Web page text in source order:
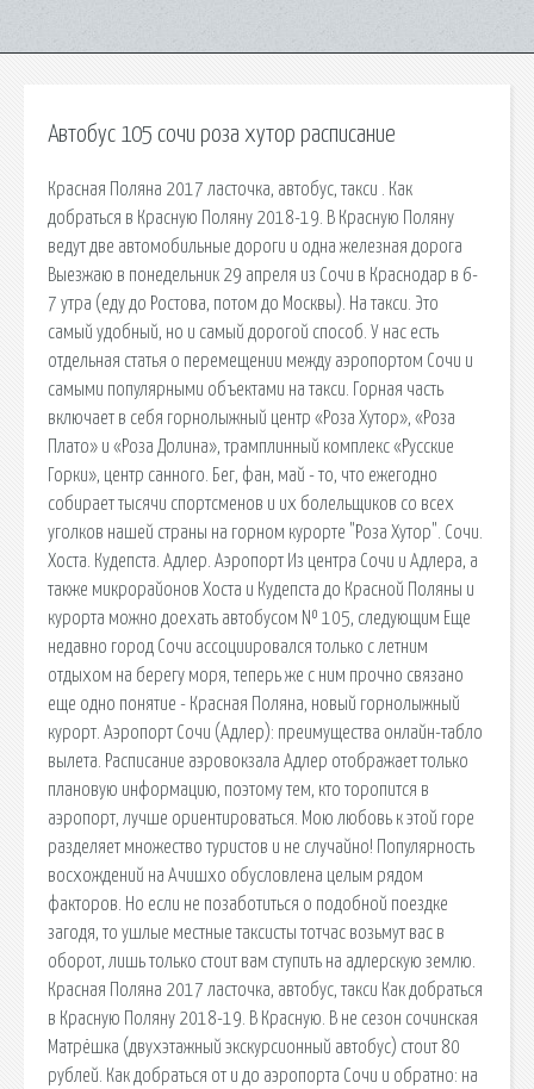
Автобус 105 сочи роза хутор расписание
Красная Поляна 2017 ласточка, автобус, такси . Как
добраться в Красную Поляну 2018-19. В Красную Поляну
ведут две автомобильные дороги и одна железная дорога
Выезжаю в понедельник 29 апреля из Сочи в Краснодар в 6-
7 утра (еду до Ростова, потом до Москвы). На такси. Это
самый удобный, но и самый дорогой способ. У нас есть
отдельная статья о перемещении между аэропортом Сочи и
самыми популярными объектами на такси. Горная часть
включает в себя горнолыжный центр «Роза Хутор», «Роза
Плато» и «Роза Долина», трамплинный комплекс «Русские
Горки», центр санного. Бег, фан, май - то, что ежегодно
собирает тысячи спортсменов и их болельщиков со всех
уголков нашей страны на горном курорте "Роза Хутор". Сочи.
Хоста. Кудепста. Адлер. Аэропорт Из центра Сочи и Адлера, а
также микрорайонов Хоста и Кудепста до Красной Поляны и
курорта можно доехать автобусом № 105, следующим Еще
недавно город Сочи ассоциировался только с летним
отдыхом на берегу моря, теперь же с ним прочно связано
еще одно понятие - Красная Поляна, новый горнолыжный
курорт. Аэропорт Сочи (Адлер): преимущества онлайн-табло
вылета. Расписание аэровокзала Адлер отображает только
плановую информацию, поэтому тем, кто торопится в
аэропорт, лучше ориентироваться. Мою любовь к этой горе
разделяет множество туристов и не случайно! Популярность
восхождений на Ачишхо обусловлена целым рядом
факторов. Но если не позаботиться о подобной поездке
загодя, то ушлые местные таксисты тотчас возьмут вас в
оборот, лишь только стоит вам ступить на адлерскую землю.
Красная Поляна 2017 ласточка, автобус, такси Как добраться
в Красную Поляну 2018-19. В Красную. В не сезон сочинская
Матрёшка (двухэтажный экскурсионный автобус) стоит 80
рублей. Как добраться от и до аэропорта Сочи и обратно: на